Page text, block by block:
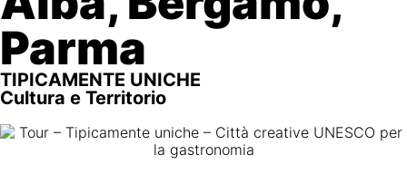
Parma
TIPICAMENTE UNICHE
Cultura e Territorio